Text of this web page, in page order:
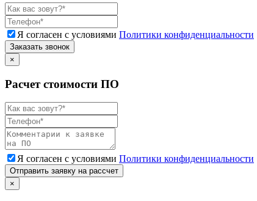
Я согласен с условиями Политики конфиденциальности
Заказать звонок
×
Расчет стоимости ПО
Я согласен с условиями Политики конфиденциальности
Отправить заявку на рассчет
×